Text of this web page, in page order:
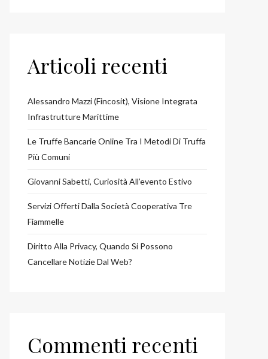
Articoli recenti
Alessandro Mazzi (Fincosit), Visione Integrata
Infrastrutture Marittime
Le Truffe Bancarie Online Tra I Metodi Di Truffa
Più Comuni
Giovanni Sabetti, Curiosità All’evento Estivo
Servizi Offerti Dalla Società Cooperativa Tre
Fiammelle
Diritto Alla Privacy, Quando Si Possono
Cancellare Notizie Dal Web?
Commenti recenti